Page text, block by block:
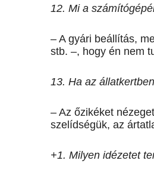
12. Mi a
– A gyári beállítás,
stb. –, hogy én nem
13. Ha az
– Az őzikéket
szelídségük, az
+1. Milyen idézetet